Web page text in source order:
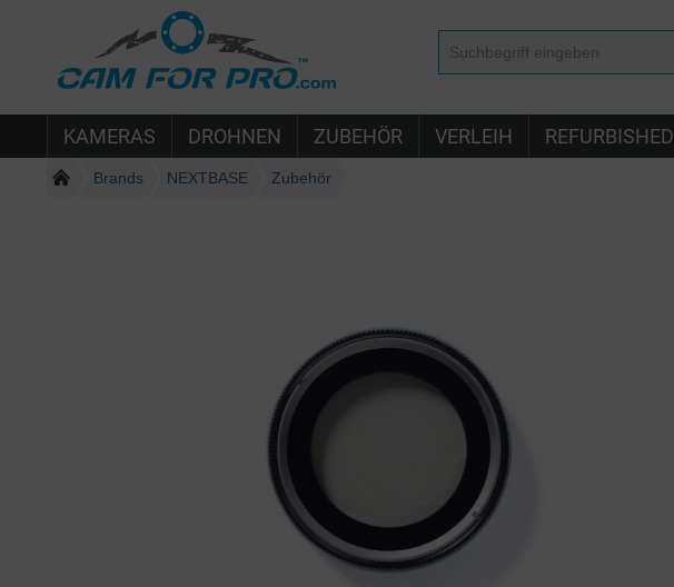
KAMERAS DROHNEN ZUBEHÖR VERLEIH REFURBISHED
Brands NEXTBASE Zubehör